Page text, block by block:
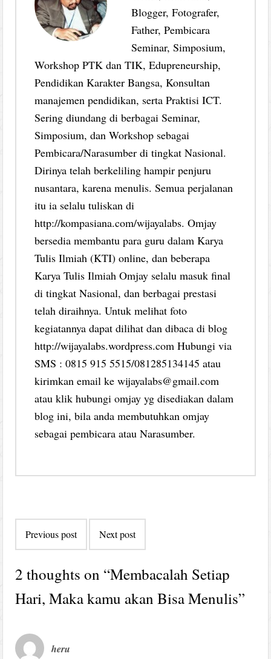
Blogger, Fotografer,
Father, Pembicara
Seminar, Simposium,
Workshop PTK dan TIK, Edupreneurship,
Pendidikan Karakter Bangsa, Konsultan
manajemen pendidikan, serta Praktisi ICT.
Sering diundang di berbagai Seminar,
Simposium, dan Workshop sebagai
Pembicara/Narasumber di tingkat Nasional.
Dirinya telah berkeliling hampir penjuru
nusantara, karena menulis. Semua perjalanan
itu ia selalu tuliskan di
http://kompasiana.com/wijayalabs. Omjay
bersedia membantu para guru dalam Karya
Tulis Ilmiah (KTI) online, dan beberapa
Karya Tulis Ilmiah Omjay selalu masuk final
di tingkat Nasional, dan berbagai prestasi
telah diraihnya. Untuk melihat foto
kegiatannya dapat dilihat dan dibaca di blog
http://wijayalabs.wordpress.com Hubungi via
SMS : 0815 915 5515/081285134145 atau
kirimkan email ke wijayalabs@gmail.com
atau klik hubungi omjay yg disediakan dalam
blog ini, bila anda membutuhkan omjay
sebagai pembicara atau Narasumber.
navigation
Previous post Next post
2 thoughts on “Membacalah Setiap
Hari, Maka kamu akan Bisa Menulis”
heru